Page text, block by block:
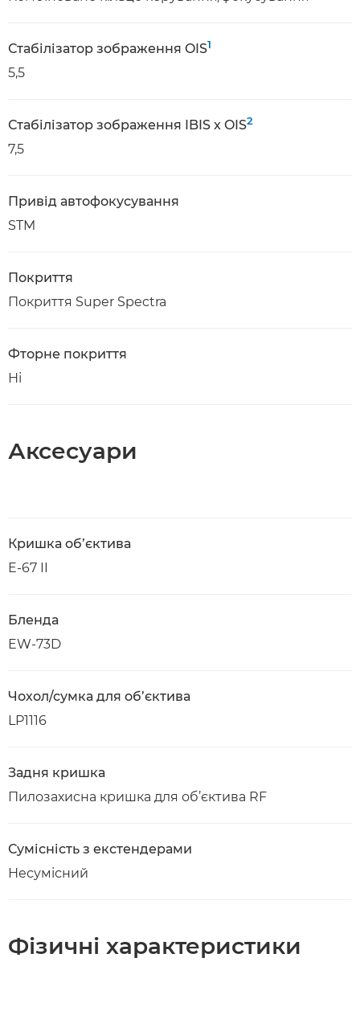
Стабілізатор зображення OIS1
5,5
Стабілізатор зображення IBIS x OIS2
7,5
Привід автофокусування
STM
Покриття
Покриття Super Spectra
Фторне покриття
Ні
Аксесуари
Кришка об’єктива
E-67 II
Бленда
EW-73D
Чохол/сумка для об’єктива
LP1116
Задня кришка
Пилозахисна кришка для об’єктива RF
Сумісність з екстендерами
Несумісний
Фізичні характеристики